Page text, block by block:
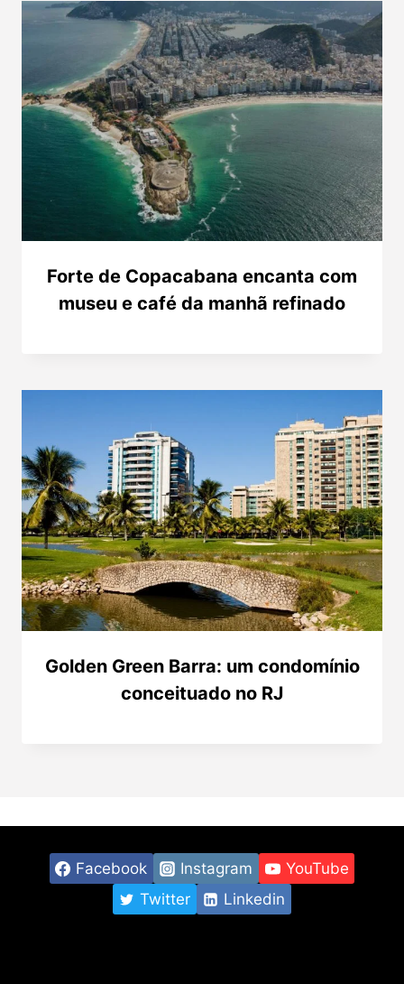
Forte de Copacabana encanta com
museu e café da manhã refinado
Golden Green Barra: um condomínio
conceituado no RJ
Facebook Instagram
YouTube
Twitter
Linkedin